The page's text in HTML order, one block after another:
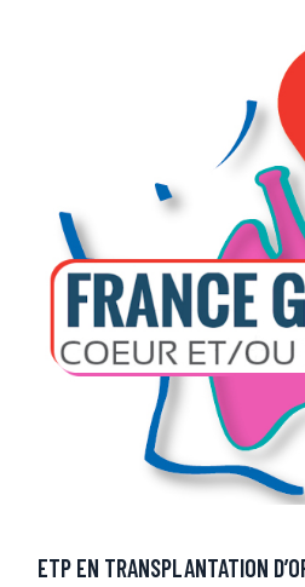
ETP EN TRANSPLANTATION